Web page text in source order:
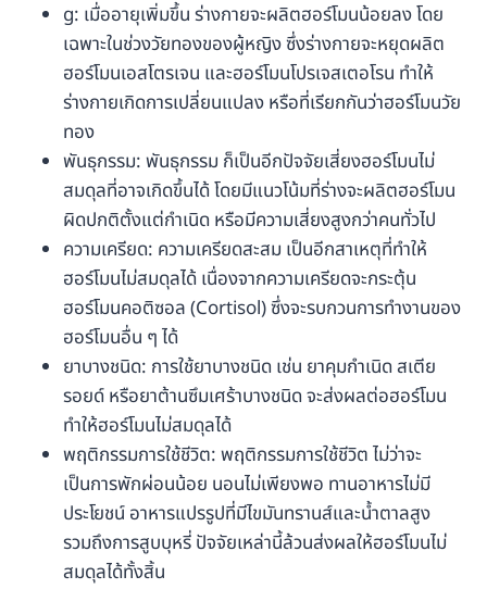
g: เมื่ออายุเพิ่มขึ้น ร่างกายจะผลิตฮอร์โมนน้อยลง โดย
เฉพาะในช่วงวัยทองของผู้หญิง ซึ่งร่างกายจะหยุดผลิต
ฮอร์โมนเอสโตรเจน และฮอร์โมนโปรเจสเตอโรน ทำให้
ร่างกายเกิดการเปลี่ยนแปลง หรือที่เรียกกันว่าฮอร์โมนวัย
ทอง
พันธุกรรม: พันธุกรรม ก็เป็นอีกปัจจัยเสี่ยงฮอร์โมนไม่
สมดุลที่อาจเกิดขึ้นได้ โดยมีแนวโน้มที่ร่างจะผลิตฮอร์โมน
ผิดปกติตั้งแต่กำเนิด หรือมีความเสี่ยงสูงกว่าคนทั่วไป
ความเครียด: ความเครียดสะสม เป็นอีกสาเหตุที่ทำให้
ฮอร์โมนไม่สมดุลได้ เนื่องจากความเครียดจะกระตุ้น
ฮอร์โมนคอติซอล (Cortisol) ซึ่งจะรบกวนการทำงานของ
ฮอร์โมนอื่น ๆ ได้
ยาบางชนิด: การใช้ยาบางชนิด เช่น ยาคุมกำเนิด สเตีย
รอยด์ หรือยาต้านซึมเศร้าบางชนิด จะส่งผลต่อฮอร์โมน
ทำให้ฮอร์โมนไม่สมดุลได้
พฤติกรรมการใช้ชีวิต: พฤติกรรมการใช้ชีวิต ไม่ว่าจะ
เป็นการพักผ่อนน้อย นอนไม่เพียงพอ ทานอาหารไม่มี
ประโยชน์ อาหารแปรรูปที่มีไขมันทรานส์และน้ำตาลสูง
รวมถึงการสูบบุหรี่ ปัจจัยเหล่านี้ล้วนส่งผลให้ฮอร์โมนไม่
สมดุลได้ทั้งสิ้น